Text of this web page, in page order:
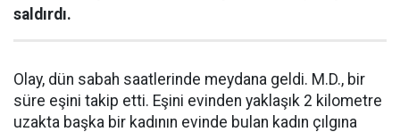
saldırdı.
Olay, dün sabah saatlerinde meydana geldi. M.D., bir
süre eşini takip etti. Eşini evinden yaklaşık 2 kilometre
uzakta başka bir kadının evinde bulan kadın çılgına